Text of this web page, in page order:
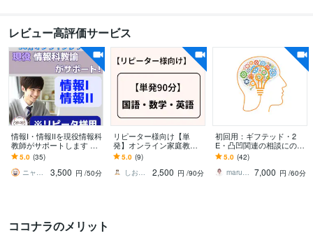
レビュー高評価サービス
情報I・情報IIを現役情報科
教師がサポートします キ
ャリア13年の情報科教員
が提供するオンライン家
庭教師
5.0 (35)
ニャンタ先生
3,500 円 /50分
リピーター様向け【単
発】オンライン家庭教師
します 90分「国語・数
学・英語」組み合わせご
要望お応え致します。
5.0 (9)
しおり 学習支援・コーチング
2,500 円 /90分
初回用：ギフテッド・2
E・凸凹関連の相談にのり
ます わが子/自分は周りと
違う？凸凹っ子に関する
お話をしたい方へ
5.0 (42)
maru_education 7,000 円 /60分
ココナラのメリット